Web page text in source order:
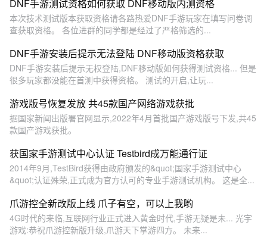
DNF手游测试资格如何获取 DNF移动版内测资格
本次技术测试版本获取资格请各路热爱DNF手游玩家在填写问卷调
查获取资格。 各位进群的同学都是经过了严格筛选的...
DNF手游安装后提示无法登陆 DNF移动版资格获取
DNF手游安装后提示无权登陆,DNF移动版如何获得测试资格... 但是
很多玩家都没能在首测中获得资格。 测试的开启,让玩...
游戏版号恢复发放 共45款国产网络游戏获批
据国家新闻出版署官网显示,2022年4月首批国产游戏版号下发,共45
款国产游戏获批。
获国家手游测试中心认证 Testbird成万能通行证
2014年9月,TestBird获得由政府颁发的&quot;国家手游测试中心
&quot;认证殊荣,正式成为官方认可的专业手游测试机构。 这是全...
爪游控全新改版上线 爪子有空，可以上我哟
4G时代的来临,互联网行业正式进入黄金时代,手游无疑是未... 光宇
游戏:恭祝爪游控新版升级,爪游天下掌游四方。 未来...